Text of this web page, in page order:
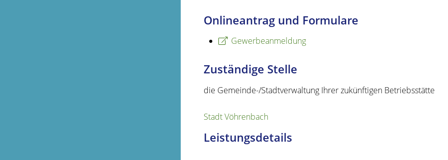
Onlineantrag und Formulare
Gewerbeanmeldung
Zuständige Stelle
die Gemeinde-/Stadtverwaltung Ihrer zukünftigen Betriebsstätte
Stadt Vöhrenbach
Leistungsdetails